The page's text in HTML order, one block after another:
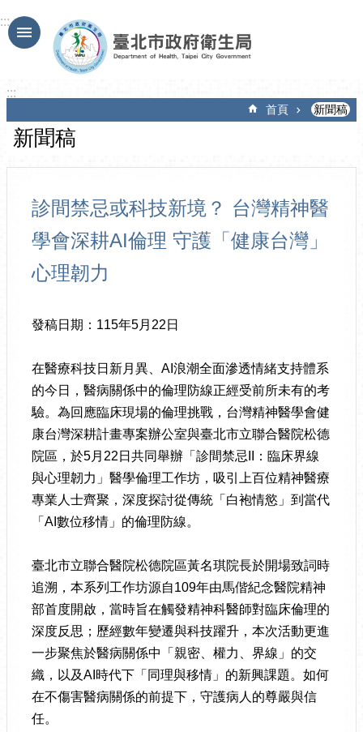
跳到主要內容區塊
:::
:::
首頁 新聞稿
新聞稿
診間禁忌或科技新境？ 台灣精神醫
學會深耕AI倫理 守護「健康台灣」
心理韌力
發稿日期：115年5月22日
在醫療科技日新月異、AI浪潮全面滲透情緒支持體系
的今日，醫病關係中的倫理防線正經受前所未有的考
驗。為回應臨床現場的倫理挑戰，台灣精神醫學會健
康台灣深耕計畫專案辦公室與臺北市立聯合醫院松德
院區，於5月22日共同舉辦「診間禁忌II：臨床界線
與心理韌力」醫學倫理工作坊，吸引上百位精神醫療
專業人士齊聚，深度探討從傳統「白袍情慾」到當代
「AI數位移情」的倫理防線。
臺北市立聯合醫院松德院區黃名琪院長於開場致詞時
追溯，本系列工作坊源自109年由馬偕紀念醫院精神
部首度開啟，當時旨在觸發精神科醫師對臨床倫理的
深度反思；歷經數年變遷與科技躍升，本次活動更進
一步聚焦於醫病關係中「親密、權力、界線」的交
織，以及AI時代下「同理與移情」的新興課題。如何
在不傷害醫病關係的前提下，守護病人的尊嚴與信
任。